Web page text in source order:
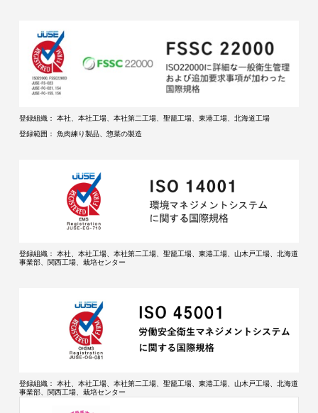
登録組織：
本社、本社工場、本社第二工場、聖籠工場、東港工場、北海道工場
登録範囲：
魚肉練り製品、惣菜の製造
登録組織：
本社、本社工場、本社第二工場、聖籠工場、東港工場、山木戸工場、北海道
事業部、関西工場、栽培センター
登録組織：
本社、本社工場、本社第二工場、聖籠工場、東港工場、山木戸工場、北海道
事業部、関西工場、栽培センター